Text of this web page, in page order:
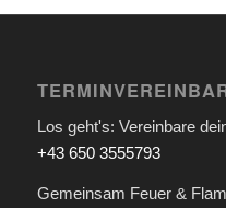
Los geht's: Vereinbare
+43 650 3555793
Gemeinsam Feuer &